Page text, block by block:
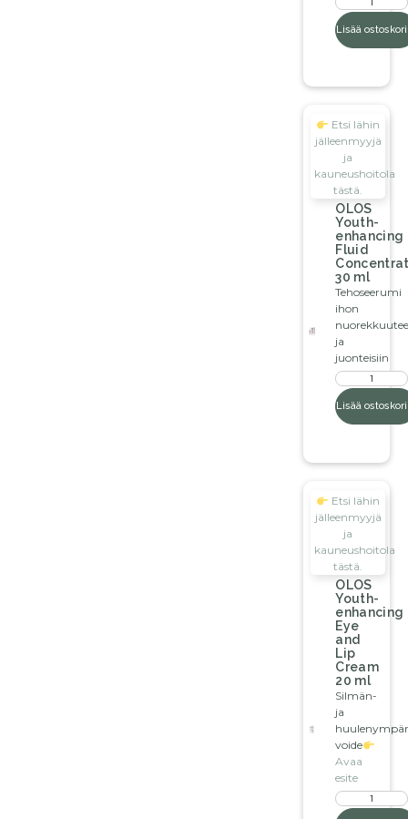
Lisää
Etsi lähin
jälleenmyyjä
ja
kauneushoitola
tästä.
OLOS
Youth-
enhancing
Fluid
30 ml
Tehoseerumi
ihon
ja
juonteisiin
Lisää
Etsi lähin
jälleenmyyjä
ja
kauneushoitola
tästä.
OLOS
Youth-
enhancing
Eye
and
Lip
Cream
20 ml
Silmän-
ja
voide
Avaa
esite